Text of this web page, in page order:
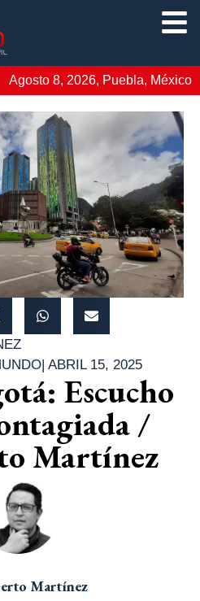
Agosto 8, 2026, Puebla, México
ABRIL 15, 2025
Escucho
/
Martínez
Martínez